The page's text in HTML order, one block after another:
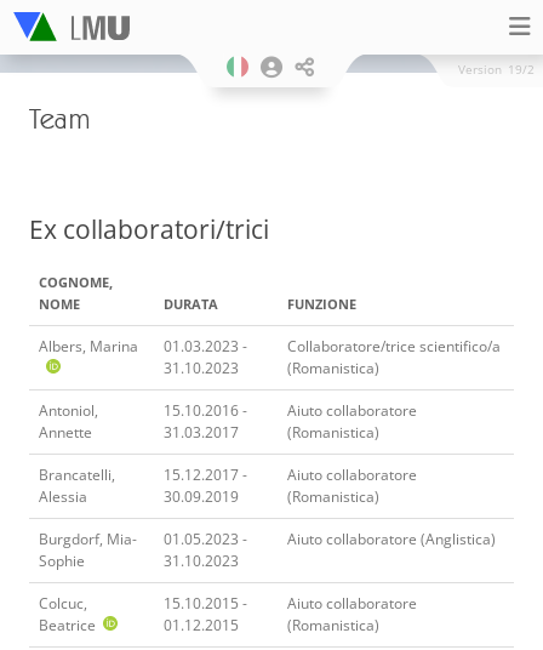
Version 19/2
Team
Ex collaboratori/trici
COGNOME,
NOME
DURATA FUNZIONE
Albers, Marina
01.03.2023 -
31.10.2023
Collaboratore/trice scientifico/a
(Romanistica)
Antoniol,
Annette
15.10.2016 -
31.03.2017
Aiuto collaboratore
(Romanistica)
Brancatelli,
Alessia
15.12.2017 -
30.09.2019
Aiuto collaboratore
(Romanistica)
Burgdorf, Mia-
Sophie
01.05.2023 -
31.10.2023
Aiuto collaboratore (Anglistica)
Colcuc,
Beatrice
15.10.2015 -
01.12.2015
Aiuto collaboratore
(Romanistica)